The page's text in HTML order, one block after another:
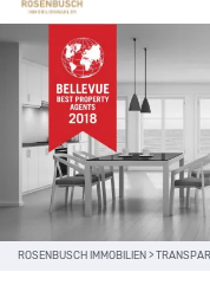
ROSENBUSCH IMMOBILIEN >